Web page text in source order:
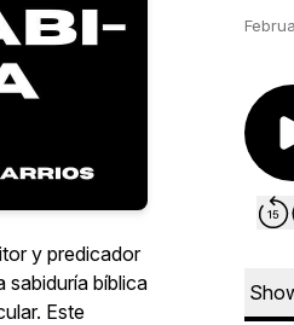
y predicador
bíblica
Este